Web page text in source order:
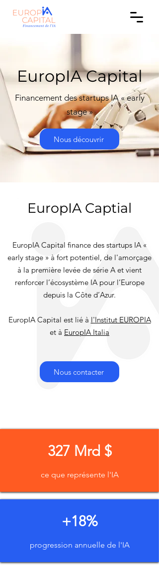
EuropIA Capital
Financement des startups IA « early
stage »
Nous découvrir
EuropIA Captial
EuropIA Capital finance des startups IA «
early stage » à fort potentiel, de l'amorçage
à la première levée de série A et vient
renforcer l’écosystème IA pour l’Europe
depuis la Côte d’Azur.
EuropIA Capital est lié à l'Institut EUROPIA
et à EuropIA Italia
Nous contacter
327 Mrd $
ce que représente l'IA
+18%
progression annuelle de l'IA